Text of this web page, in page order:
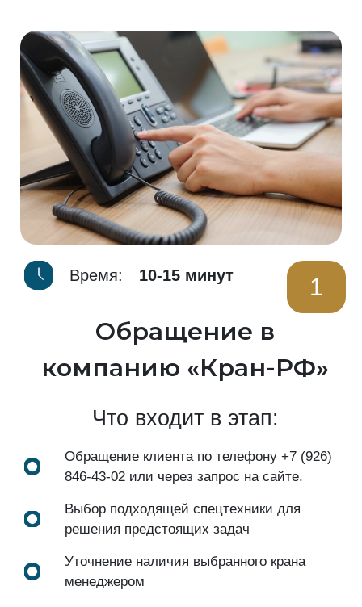
Время: 10-15 минут 1
Обращение в
компанию «Кран-РФ»
Что входит в этап:
Обращение клиента по телефону +7 (926)
846-43-02 или через запрос на сайте.
Выбор подходящей спецтехники для
решения предстоящих задач
Уточнение наличия выбранного крана
менеджером